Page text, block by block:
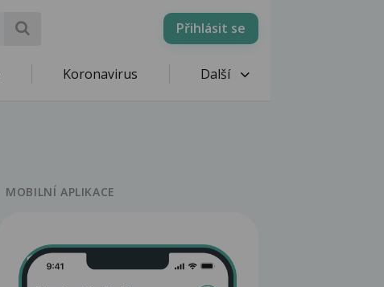
Přihlásit se
Koronavirus Další
MOBILNÍ APLIKACE